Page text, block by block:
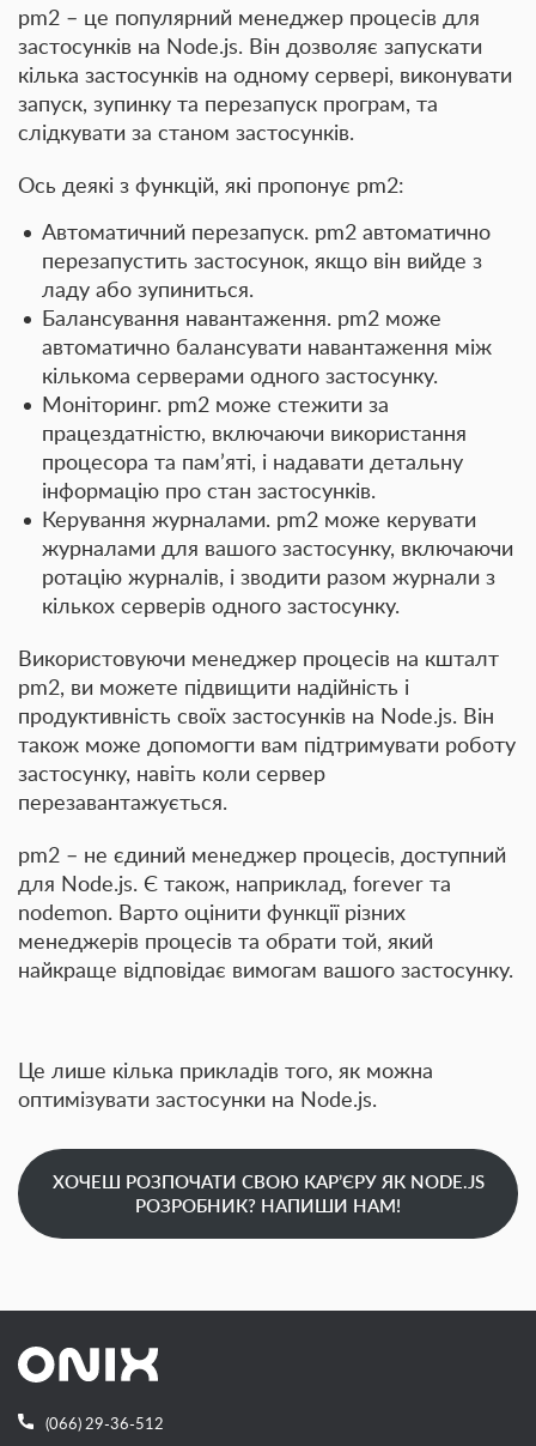
pm2 – це популярний менеджер процесів для
застосунків на Node.js. Він дозволяє запускати
кілька застосунків на одному сервері, виконувати
запуск, зупинку та перезапуск програм, та
слідкувати за станом застосунків.
Ось деякі з функцій, які пропонує pm2:
Автоматичний перезапуск. pm2 автоматично
перезапустить застосунок, якщо він вийде з
ладу або зупиниться.
Балансування навантаження. pm2 може
автоматично балансувати навантаження між
кількома серверами одного застосунку.
Моніторинг. pm2 може стежити за
працездатністю, включаючи використання
процесора та пам’яті, і надавати детальну
інформацію про стан застосунків.
Керування журналами. pm2 може керувати
журналами для вашого застосунку, включаючи
ротацію журналів, і зводити разом журнали з
кількох серверів одного застосунку.
Використовуючи менеджер процесів на кшталт
pm2, ви можете підвищити надійність і
продуктивність своїх застосунків на Node.js. Він
також може допомогти вам підтримувати роботу
застосунку, навіть коли сервер
перезавантажується.
pm2 – не єдиний менеджер процесів, доступний
для Node.js. Є також, наприклад, forever та
nodemon. Варто оцінити функції різних
менеджерів процесів та обрати той, який
найкраще відповідає вимогам вашого застосунку.
Це лише кілька прикладів того, як можна
оптимізувати застосунки на Node.js.
ХОЧЕШ РОЗПОЧАТИ СВОЮ КАР’ЄРУ ЯК NODE.JS
РОЗРОБНИК? НАПИШИ НАМ!
(066) 29-36-512